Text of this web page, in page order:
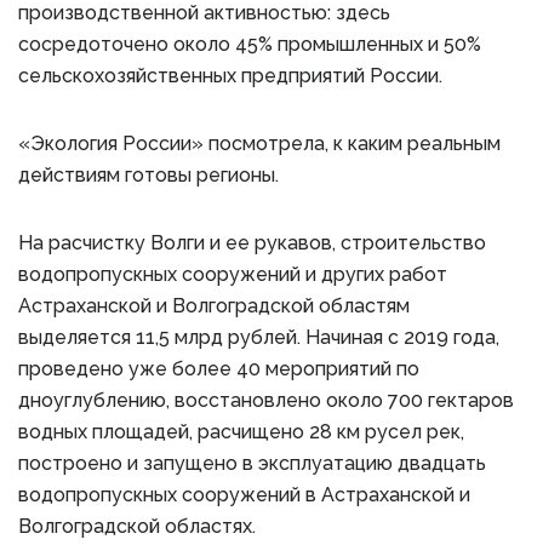
производственной активностью: здесь
сосредоточено около 45% промышленных и 50%
сельскохозяйственных предприятий России.
«Экология России» посмотрела, к каким реальным
действиям готовы регионы.
На расчистку Волги и ее рукавов, строительство
водопропускных сооружений и других работ
Астраханской и Волгоградской областям
выделяется 11,5 млрд рублей. Начиная с 2019 года,
проведено уже более 40 мероприятий по
дноуглублению, восстановлено около 700 гектаров
водных площадей, расчищено 28 км русел рек,
построено и запущено в эксплуатацию двадцать
водопропускных сооружений в Астраханской и
Волгоградской областях.